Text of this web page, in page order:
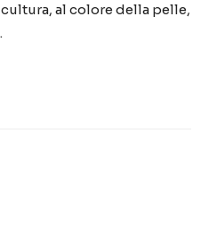
al colore della pelle,